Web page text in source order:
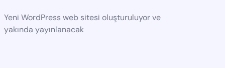
Yeni WordPress web sitesi oluşturuluyor ve
yakında yayınlanacak